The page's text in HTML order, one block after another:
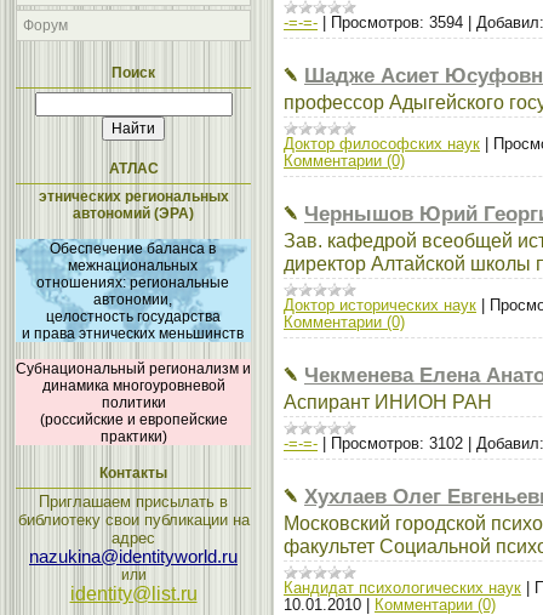
Форум
Поиск
АТЛАС
этнических региональных
автономий (ЭРА)
Обеспечение баланса в
межнациональных
отношениях: региональные
автономии,
целостность государства
и права этнических меньшинств
Субнациональный регионализм и
динамика многоуровневой
политики
(российские и европейские
практики)
Контакты
Приглашаем присылать в
библиотеку свои публикации на
адрес
nazukina@identityworld.ru
или
identity@list.ru
-=-=- Просмотров: 3594 Добавил:
Шадже Асиет
профессор Адыгейского
Доктор философских наук
Комментарии (0)
Чернышов Юрий
Зав. кафедрой всеобщей
директор Алтайской школы
Доктор исторических наук
Комментарии (0)
Чекменева Елена
Аспирант ИНИОН РАН
-=-=- Просмотров: 3102 Добавил:
Хухлаев Олег
Московский городской
факультет Социальной
Кандидат психологических наук
10.01.2010
Комментарии (0)